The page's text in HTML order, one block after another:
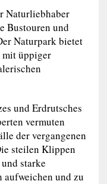
Naturliebhaber
Bustouren und
Naturpark bietet
mit üppiger
und Erdrutsches
vermuten
der vergangenen
steilen Klippen
starke
aufweichen und zu